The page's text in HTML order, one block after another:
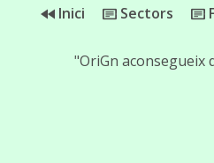
Inici Sectors
"OriGn aconsegueix